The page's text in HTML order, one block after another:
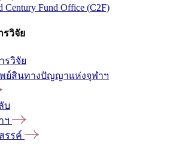
Century Fund Office (C2F)
รวิจัย
รวิจัย
ย์สินทางปัญญาแห่งจุฬาฯ
บ
ฯ
รรค์